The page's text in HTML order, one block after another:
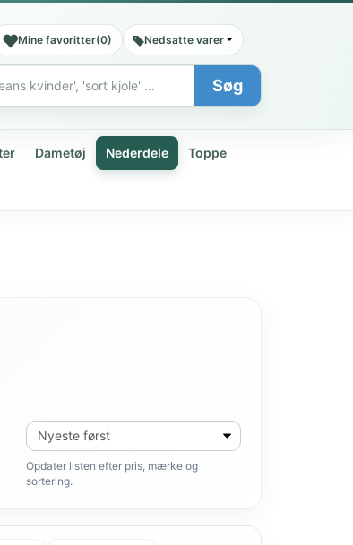
Mine favoritter(0) Nedsatte varer
Søg
Dametøj Nederdele Toppe
Sortér
produkter
Opdater listen efter pris, mærke og
sortering.